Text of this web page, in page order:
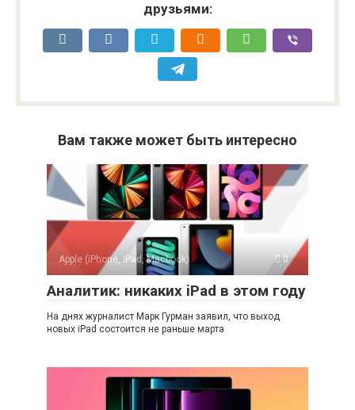
друзьями:
Вам также может быть интересно
Apple (iPhone, iPad, Macbook) 0
Аналитик: никаких iPad в этом году
На днях журналист Марк Гурман заявил, что выход
новых iPad состоится не раньше марта